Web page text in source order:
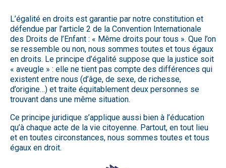
L’égalité en droits est garantie par notre constitution et
défendue par l’article 2 de la Convention Internationale
des Droits de l’Enfant : « Même droits pour tous ». Que l’on
se ressemble ou non, nous sommes toutes et tous égaux
en droits. Le principe d’égalité suppose que la justice soit
« aveugle » : elle ne tient pas compte des différences qui
existent entre nous (d’âge, de sexe, de richesse,
d’origine…) et traite équitablement deux personnes se
trouvant dans une même situation.
Ce principe juridique s’applique aussi bien à l’éducation
qu’à chaque acte de la vie citoyenne. Partout, en tout lieu
et en toutes circonstances, nous sommes toutes et tous
égaux en droit.